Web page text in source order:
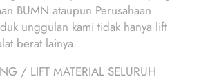
BUMN ataupun Perusahaan
unggulan kami tidak hanya lift
berat lainya.
/ LIFT MATERIAL SELURUH